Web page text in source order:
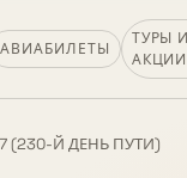
АВИАБИЛЕТЫ
ТУРЫ И
АКЦИИ
(230-Й ДЕНЬ ПУТИ)